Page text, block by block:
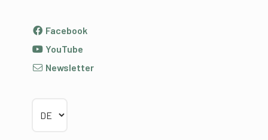
Facebook
YouTube
Newsletter